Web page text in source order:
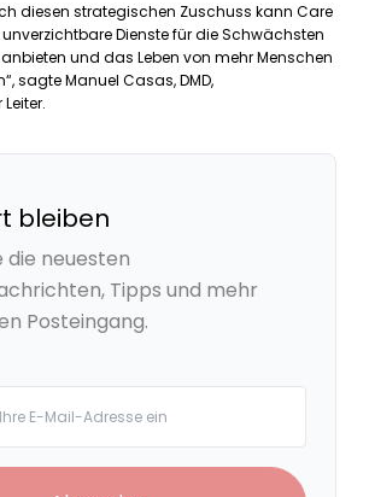
diesen strategischen Zuschuss kann Care
Dienste für die Schwächsten
und das Leben von mehr Menschen
sagte Manuel Casas, DMD,
bleiben
die neuesten
Tipps und mehr
Posteingang.